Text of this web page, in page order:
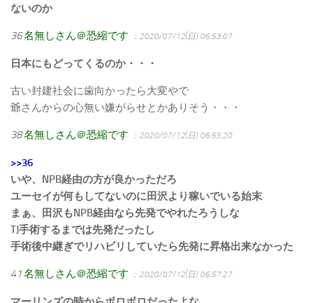
ないのか
36名無しさん＠恐縮です ：2020/07/12(日) 06:53:07
日本にもどってくるのか・・・
古い封建社会に歯向かったら大変やで
爺さんからの心無い嫌がらせとかありそう・・・
38名無しさん＠恐縮です ：2020/07/12(日) 06:55:20
>>36
いや、NPB経由の方が良かっただろ
ユーセイが何もしてないのに田沢より稼いでいる始末
まぁ、田沢もNPB経由なら先発でやれたろうしな
TJ手術するまでは先発だったし
手術後中継ぎでリハビリしていたら先発に昇格出来なかった
41名無しさん＠恐縮です ：2020/07/12(日) 06:57:27